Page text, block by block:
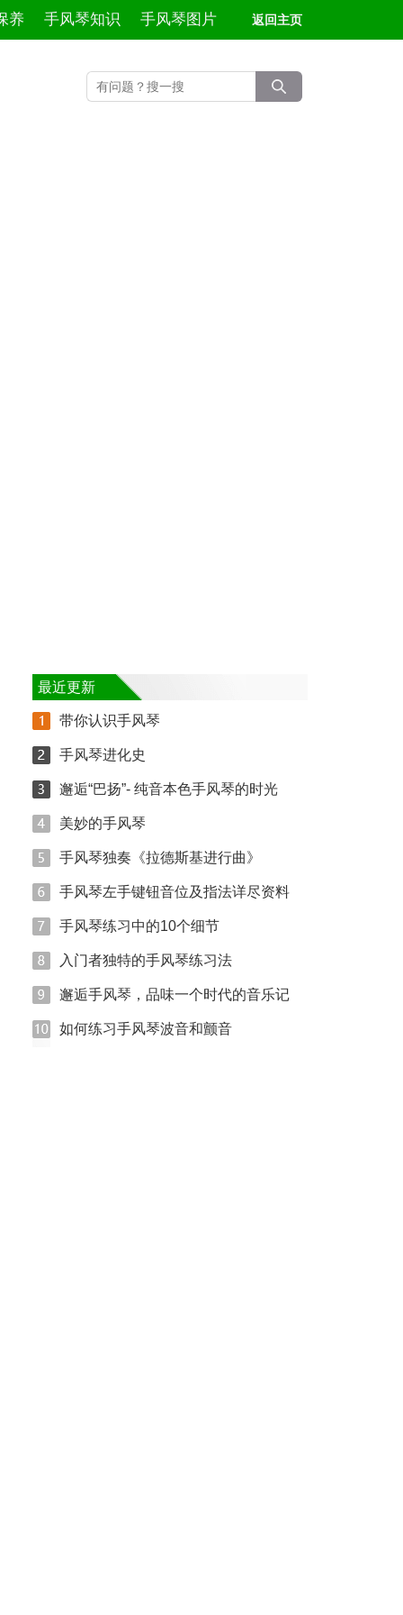
养 手风琴知识 手风琴图片 返回主页
最近更新
带你认识手风琴
手风琴进化史
邂逅“巴扬”- 纯音本色手风琴的时光
美妙的手风琴
手风琴独奏《拉德斯基进行曲》
手风琴左手键钮音位及指法详尽资料
手风琴练习中的10个细节
入门者独特的手风琴练习法
邂逅手风琴，品味一个时代的音乐记
如何练习手风琴波音和颤音